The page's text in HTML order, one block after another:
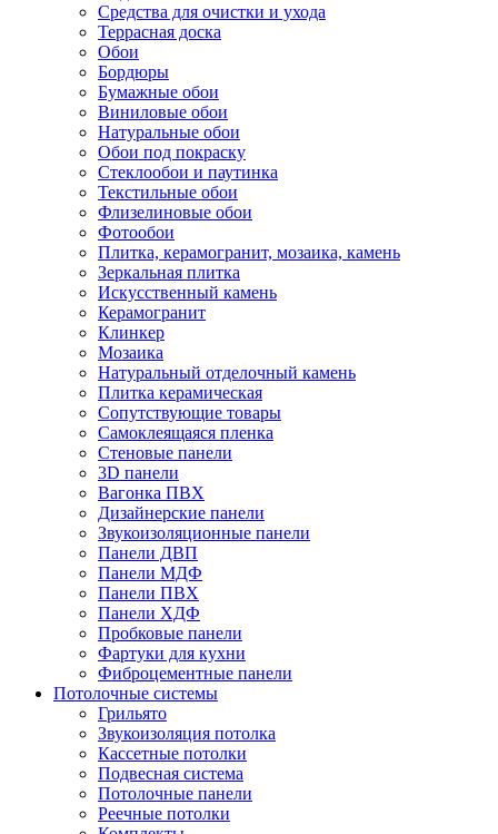
Средства для очистки и ухода
Террасная доска
Обои
Бордюры
Бумажные обои
Виниловые обои
Натуральные обои
Обои под покраску
Стеклообои и паутинка
Текстильные обои
Флизелиновые обои
Фотообои
Плитка, керамогранит, мозаика, камень
Зеркальная плитка
Искусственный камень
Керамогранит
Клинкер
Мозаика
Натуральный отделочный камень
Плитка керамическая
Сопутствующие товары
Самоклеящаяся пленка
Стеновые панели
3D панели
Вагонка ПВХ
Дизайнерские панели
Звукоизоляционные панели
Панели ДВП
Панели МДФ
Панели ПВХ
Панели ХДФ
Пробковые панели
Фартуки для кухни
Фиброцементные панели
Потолочные системы
Грильято
Звукоизоляция потолка
Кассетные потолки
Подвесная система
Потолочные панели
Реечные потолки